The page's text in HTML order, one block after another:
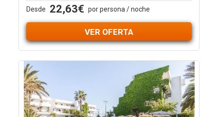
Desde 22,63€ por persona / noche
VER OFERTA